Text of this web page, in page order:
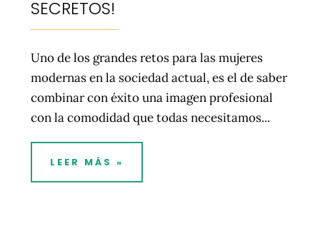
SECRETOS!
Uno de los grandes retos para las mujeres
modernas en la sociedad actual, es el de saber
combinar con éxito una imagen profesional
con la comodidad que todas necesitamos...
LEER MÁS »